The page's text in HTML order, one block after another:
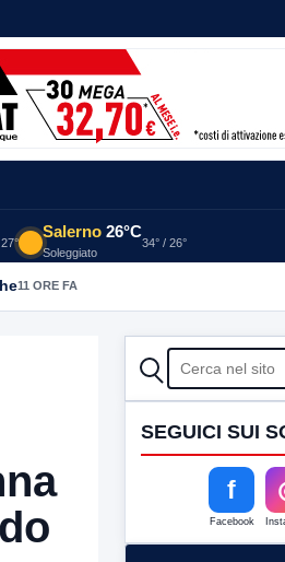
Salerno 26°C
Soleggiato
34° / 26°
11 ORE FA
CERCA
SEGUICI SUI
f
Facebook